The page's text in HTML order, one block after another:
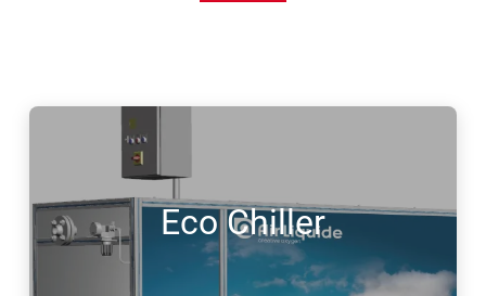
Eco Chiller